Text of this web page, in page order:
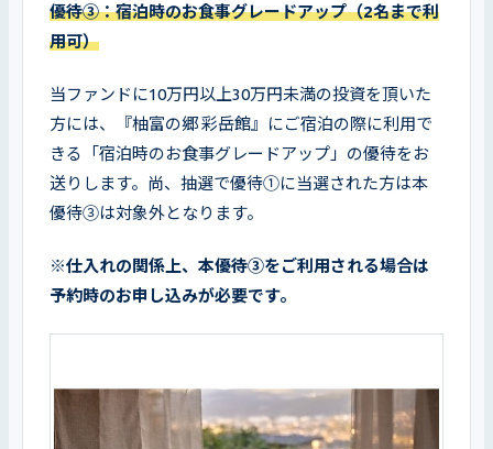
優待③：宿泊時のお食事グレードアップ（2名まで利
用可）
当ファンドに10万円以上30万円未満の投資を頂いた
方には、『柚富の郷 彩岳館』にご宿泊の際に利用で
きる「宿泊時のお食事グレードアップ」の優待をお
送りします。尚、抽選で優待①に当選された方は本
優待③は対象外となります。
※仕入れの関係上、本優待③をご利用される場合は
予約時のお申し込みが必要です。